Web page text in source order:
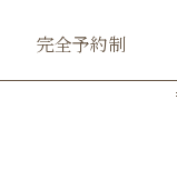
完全予約制